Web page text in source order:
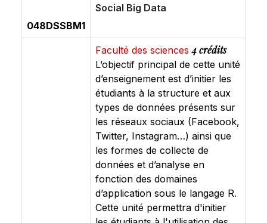
048DSSBM1
Social Big Data
Faculté des sciences4 crédits
L’objectif principal de cette unité
d’enseignement est d’initier les
étudiants à la structure et aux
types de données présents sur
les réseaux sociaux (Facebook,
Twitter, Instagram…) ainsi que
les formes de collecte de
données et d’analyse en
fonction des domaines
d’application sous le langage R.
Cette unité permettra d'initier